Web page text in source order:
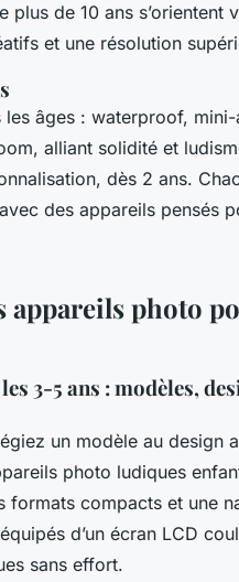
de 10 ans s’orientent
et une résolution
âges : waterproof,
alliant solidité et
dès 2 ans.
des appareils pensés
appareils photo
3-5 ans : modèles,
un modèle au design
photo ludiques
formats compacts et une
d’un écran LCD
sans effort.